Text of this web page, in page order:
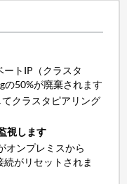
トIP（クラスタ
の50%が廃棄されます
クラスタピアリング
視します
オンプレミスから
がリセットされま